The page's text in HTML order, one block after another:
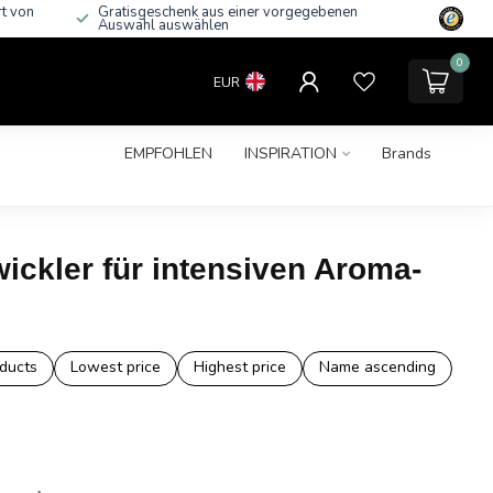
von Gratisgeschenk aus einer vorgegebenen
Auswahl auswählen
EUR
0
EMPFOHLEN INSPIRATION
Brands
für intensiven Aroma-
Lowest price Highest price
Name ascending